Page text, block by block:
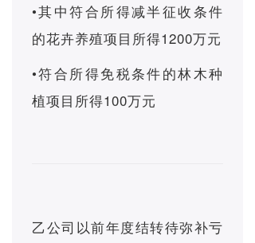
•其中符合所得减半征收条件
的花卉养殖项目所得1200万元
•符合所得免税条件的林木种
植项目所得100万元
乙公司以前年度结转待弥补亏